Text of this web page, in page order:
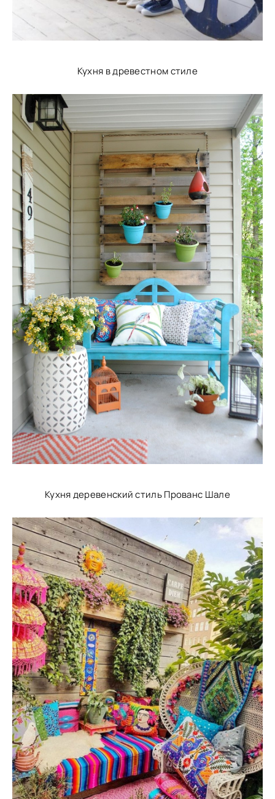
Кухня в древестном стиле
Кухня деревенский стиль Прованс Шале